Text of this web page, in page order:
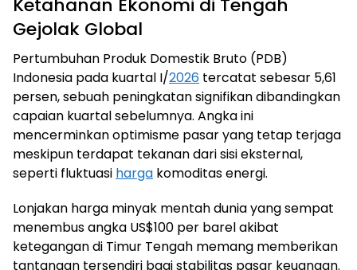
Ketahanan Ekonomi di Tengah
Gejolak Global
Pertumbuhan Produk Domestik Bruto (PDB)
Indonesia pada kuartal I/2026 tercatat sebesar 5,61
persen, sebuah peningkatan signifikan dibandingkan
capaian kuartal sebelumnya. Angka ini
mencerminkan optimisme pasar yang tetap terjaga
meskipun terdapat tekanan dari sisi eksternal,
seperti fluktuasi harga komoditas energi.
Lonjakan harga minyak mentah dunia yang sempat
menembus angka US$100 per barel akibat
ketegangan di Timur Tengah memang memberikan
tantangan tersendiri bagi stabilitas pasar keuangan.